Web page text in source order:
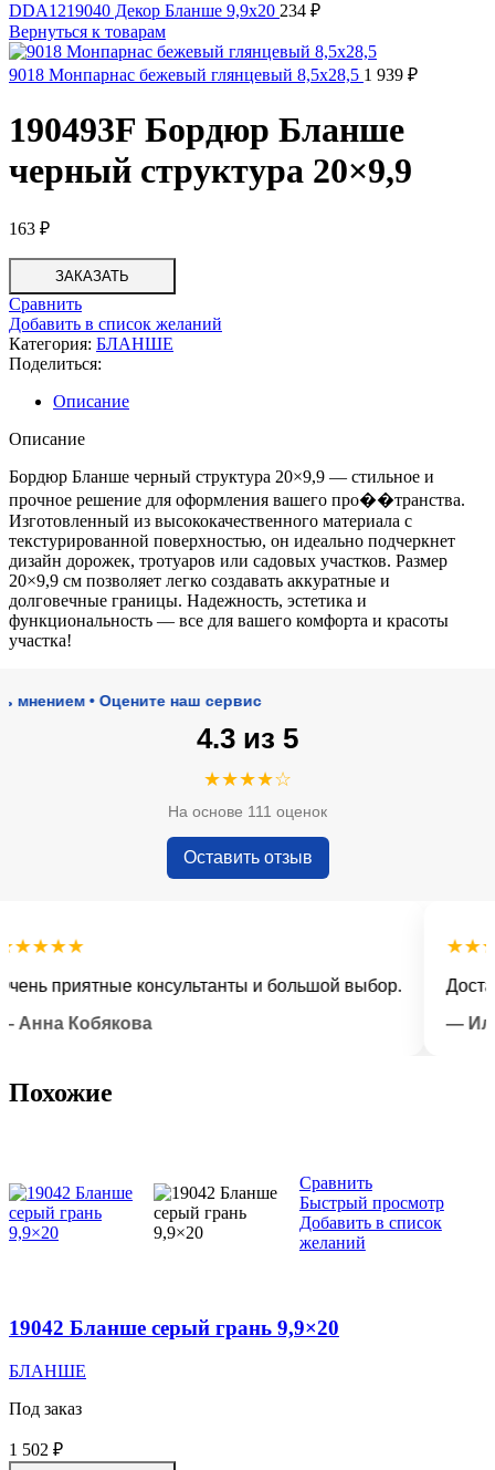
DDA1219040 Декор Бланше 9,9х20 234 ₽
Вернуться к товарам
9018 Монпарнас бежевый глянцевый 8,5x28,5 1 939 ₽
190493F Бордюр Бланше
черный структура 20×9,9
163 ₽
ЗАКАЗАТЬ
Сравнить
Добавить в список желаний
Категория: БЛАНШЕ
Поделиться:
Описание
Описание
Бордюр Бланше черный структура 20×9,9 — стильное и
прочное решение для оформления вашего про��транства.
Изготовленный из высококачественного материала с
текстурированной поверхностью, он идеально подчеркнет
дизайн дорожек, тротуаров или садовых участков. Размер
20×9,9 см позволяет легко создавать аккуратные и
долговечные границы. Надежность, эстетика и
функциональность — все для вашего комфорта и красоты
участка!
• Оцените наш сервис
4.3 из 5
★★★★☆
На основе 111 оценок
Оставить отзыв
приятные консультанты и большой выбор.
Кобякова
— Илья
Похожие
Сравнить
Быстрый просмотр
Добавить в список
желаний
19042 Бланше серый грань 9,9×20
БЛАНШЕ
Под заказ
1 502 ₽